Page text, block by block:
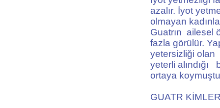
azalır. İyot
olmayan
Guatrın ailesel
fazla görülür.
yetersizliği olan
yeterli alındığı
ortaya
GUATR